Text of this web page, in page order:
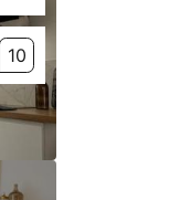
10